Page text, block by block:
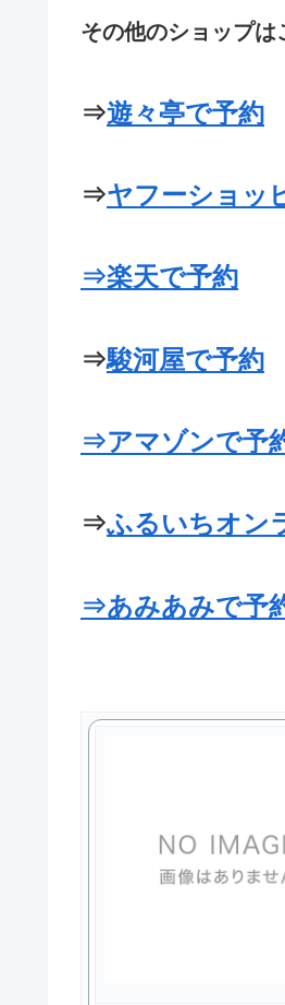
その他のショップは
⇒遊々亭で予約
⇒ヤフーショッ
⇒楽天で予約
⇒駿河屋で予約
⇒アマゾンで予
⇒ふるいちオン
⇒あみあみで予